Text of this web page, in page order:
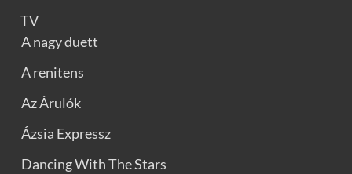
TV
A nagy duett
A renitens
Az Árulók
Ázsia Expressz
Dancing With The Stars